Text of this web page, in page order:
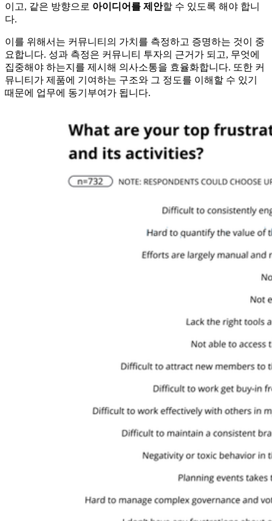
이고, 같은 방향으로 아이디어를 제안할 수 있도록 해야 합니
다.
이를 위해서는 커뮤니티의 가치를 측정하고 증명하는 것이 중
요합니다. 성과 측정은 커뮤니티 투자의 근거가 되고, 무엇에
집중해야 하는지를 제시해 의사소통을 효율화합니다. 또한 커
뮤니티가 제품에 기여하는 구조와 그 정도를 이해할 수 있기
때문에 업무에 동기부여가 됩니다.